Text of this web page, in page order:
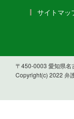
サイトマッ
〒450-0003 愛知県名
Copyright(c) 2022 弁